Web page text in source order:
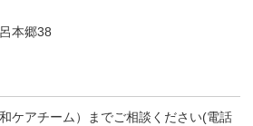
本郷38
ケアチーム）までご相談ください(電話